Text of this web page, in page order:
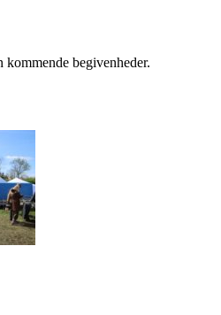
begivenheder.